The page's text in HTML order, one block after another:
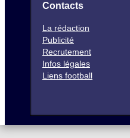
Contacts
La rédaction
Publicité
Recrutement
Infos légales
Liens football